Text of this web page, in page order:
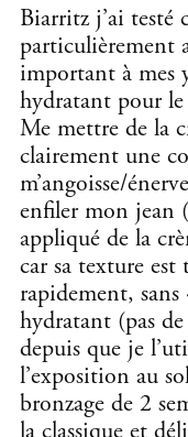
Biarritz j’ai testé
particulièrement
important à mes
hydratant pour le
Me mettre de la
clairement une
m’angoisse/
enfiler mon jean
appliqué de la
car sa texture est
rapidement,
hydratant (pas
depuis que je
l’exposition au
bronzage de 2